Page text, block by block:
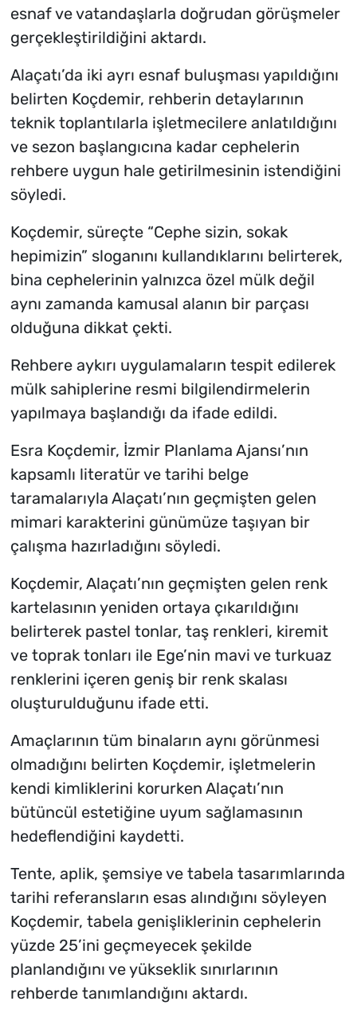
esnaf ve vatandaşlarla doğrudan görüşmeler
gerçekleştirildiğini aktardı.
Alaçatı’da iki ayrı esnaf buluşması yapıldığını
belirten Koçdemir, rehberin detaylarının
teknik toplantılarla işletmecilere anlatıldığını
ve sezon başlangıcına kadar cephelerin
rehbere uygun hale getirilmesinin istendiğini
söyledi.
Koçdemir, süreçte “Cephe sizin, sokak
hepimizin” sloganını kullandıklarını belirterek,
bina cephelerinin yalnızca özel mülk değil
aynı zamanda kamusal alanın bir parçası
olduğuna dikkat çekti.
Rehbere aykırı uygulamaların tespit edilerek
mülk sahiplerine resmi bilgilendirmelerin
yapılmaya başlandığı da ifade edildi.
Esra Koçdemir, İzmir Planlama Ajansı’nın
kapsamlı literatür ve tarihi belge
taramalarıyla Alaçatı’nın geçmişten gelen
mimari karakterini günümüze taşıyan bir
çalışma hazırladığını söyledi.
Koçdemir, Alaçatı’nın geçmişten gelen renk
kartelasının yeniden ortaya çıkarıldığını
belirterek pastel tonlar, taş renkleri, kiremit
ve toprak tonları ile Ege’nin mavi ve turkuaz
renklerini içeren geniş bir renk skalası
oluşturulduğunu ifade etti.
Amaçlarının tüm binaların aynı görünmesi
olmadığını belirten Koçdemir, işletmelerin
kendi kimliklerini korurken Alaçatı’nın
bütüncül estetiğine uyum sağlamasının
hedeflendiğini kaydetti.
Tente, aplik, şemsiye ve tabela tasarımlarında
tarihi referansların esas alındığını söyleyen
Koçdemir, tabela genişliklerinin cephelerin
yüzde 25’ini geçmeyecek şekilde
planlandığını ve yükseklik sınırlarının
rehberde tanımlandığını aktardı.